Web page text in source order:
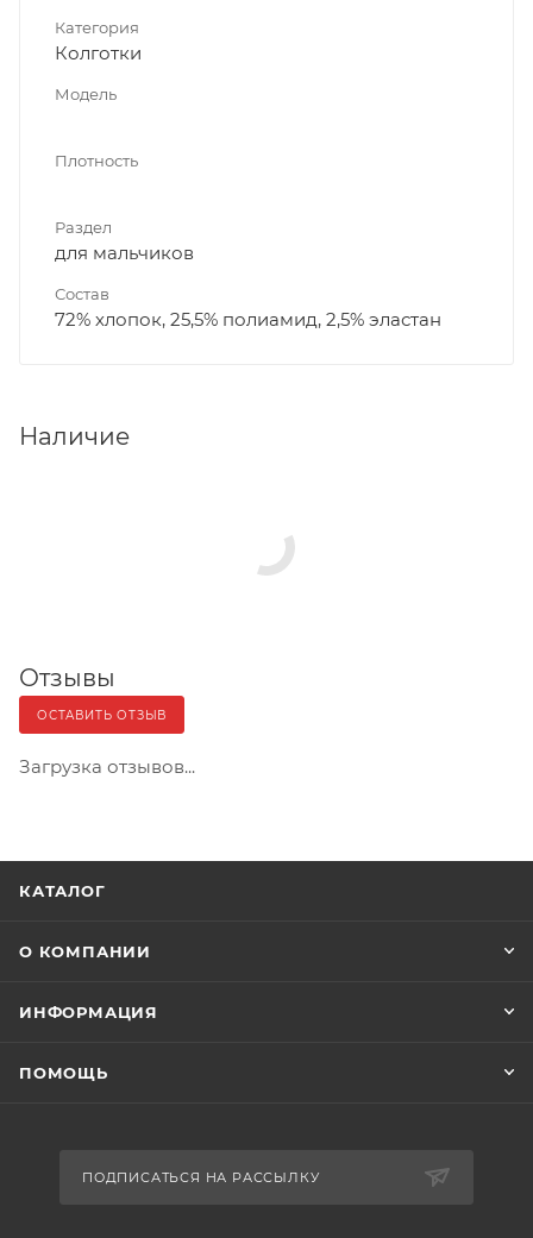
Категория
Колготки
Модель
Плотность
Раздел
для мальчиков
Состав
72% хлопок, 25,5% полиамид, 2,5% эластан
Наличие
Отзывы
ОСТАВИТЬ ОТЗЫВ
Загрузка отзывов...
КАТАЛОГ
О КОМПАНИИ
ИНФОРМАЦИЯ
ПОМОЩЬ
ПОДПИСАТЬСЯ НА РАССЫЛКУ